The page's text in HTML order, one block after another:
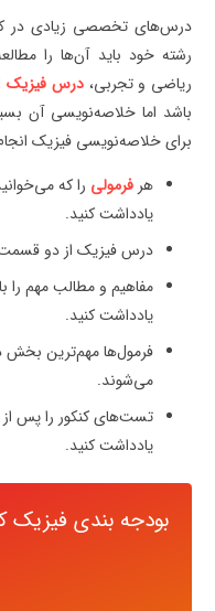
درس‌های تخصصی زیادی در
رشته خود باید آن‌ها را
ریاضی و تجربی،درس فیزیک
باشد اما خلاصه‌نویسی آن
برای خلاصه‌نویسی فیزیک
هر فرمولی را که
یادداشت کنید.
درس فیزیک از دو
مفاهیم و مطالب مهم را
یادداشت کنید.
فرمول‌ها مهم‌ترین
می‌شوند.
تست‌های کنکور را پس
یادداشت کنید.
بودجه بندی